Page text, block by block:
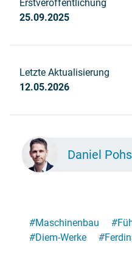
Erstveröffentlichung
25.09.2025
Letzte Aktualisierung
12.05.2026
Daniel
#Maschinenbau #
#Diem-Werke #